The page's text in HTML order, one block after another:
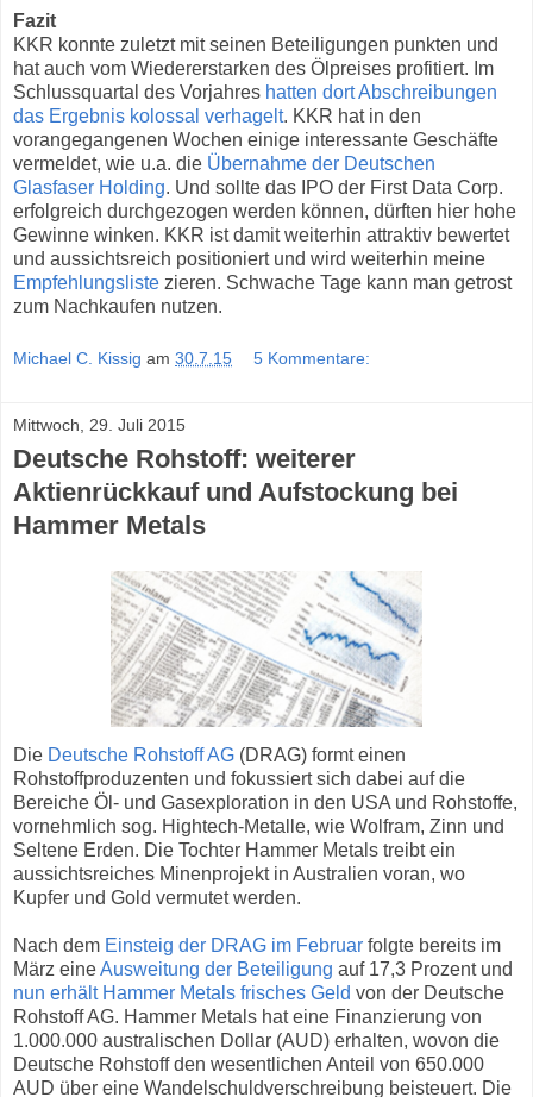
Fazit
KKR konnte zuletzt mit seinen Beteiligungen punkten und
hat auch vom Wiedererstarken des Ölpreises profitiert. Im
Schlussquartal des Vorjahres hatten dort Abschreibungen
das Ergebnis kolossal verhagelt. KKR hat in den
vorangegangenen Wochen einige interessante Geschäfte
vermeldet, wie u.a. die Übernahme der Deutschen
Glasfaser Holding. Und sollte das IPO der First Data Corp.
erfolgreich durchgezogen werden können, dürften hier hohe
Gewinne winken. KKR ist damit weiterhin attraktiv bewertet
und aussichtsreich positioniert und wird weiterhin meine
Empfehlungsliste zieren. Schwache Tage kann man getrost
zum Nachkaufen nutzen.
Michael C. Kissig am 30.7.15 5 Kommentare:
Mittwoch, 29. Juli 2015
Deutsche Rohstoff: weiterer
Aktienrückkauf und Aufstockung bei
Hammer Metals
Die Deutsche Rohstoff AG (DRAG) formt einen
Rohstoffproduzenten und fokussiert sich dabei auf die
Bereiche Öl- und Gasexploration in den USA und Rohstoffe,
vornehmlich sog. Hightech-Metalle, wie Wolfram, Zinn und
Seltene Erden. Die Tochter Hammer Metals treibt ein
aussichtsreiches Minenprojekt in Australien voran, wo
Kupfer und Gold vermutet werden.
Nach dem Einsteig der DRAG im Februar folgte bereits im
März eineAusweitung der Beteiligung auf 17,3 Prozent und
nun erhält Hammer Metals frisches Geld von der Deutsche
Rohstoff AG. Hammer Metals hat eine Finanzierung von
1.000.000 australischen Dollar (AUD) erhalten, wovon die
Deutsche Rohstoff den wesentlichen Anteil von 650.000
AUD über eine Wandelschuldverschreibung beisteuert. Die